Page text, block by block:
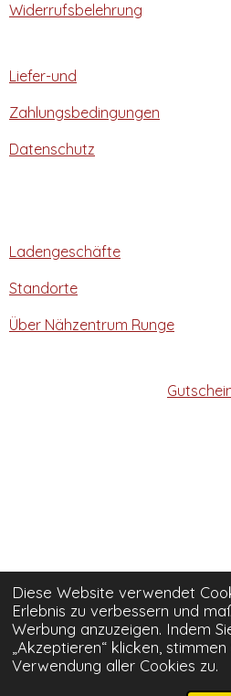
Diese Website verwendet
Erlebnis zu verbessern und
Werbung anzuzeigen. Indem
„Akzeptieren“ klicken,
Verwendung aller Cookies zu.
Widerrufsbelehrung
Liefer-und
Zahlungsbedingungen
Datenschutz
Ladengeschäfte
Standorte
Über Nähzentrum Runge